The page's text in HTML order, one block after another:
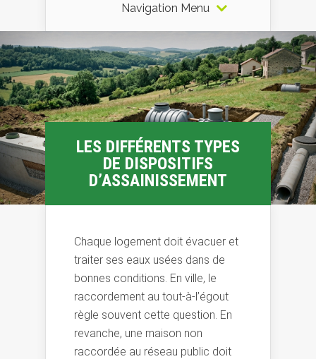
Navigation Menu
LES DIFFÉRENTS TYPES
DE DISPOSITIFS
D’ASSAINISSEMENT
Chaque logement doit évacuer et
traiter ses eaux usées dans de
bonnes conditions. En ville, le
raccordement au tout-à-l’égout
règle souvent cette question. En
revanche, une maison non
raccordée au réseau public doit